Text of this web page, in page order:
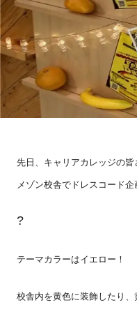
先日、キャリアカレッジの
メゾン校舎でドレスコード企
?
テーマカラーはイエロー！
校舎内を黄色に装飾したり